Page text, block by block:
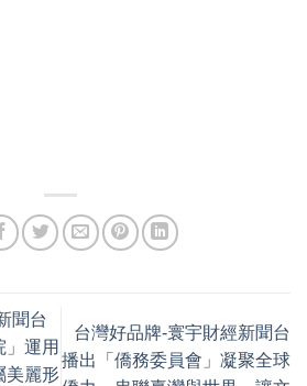
聞台
」運用
美麗形
台灣好品牌-寰宇財經新聞台
播出「僑務委員會」凝聚全球